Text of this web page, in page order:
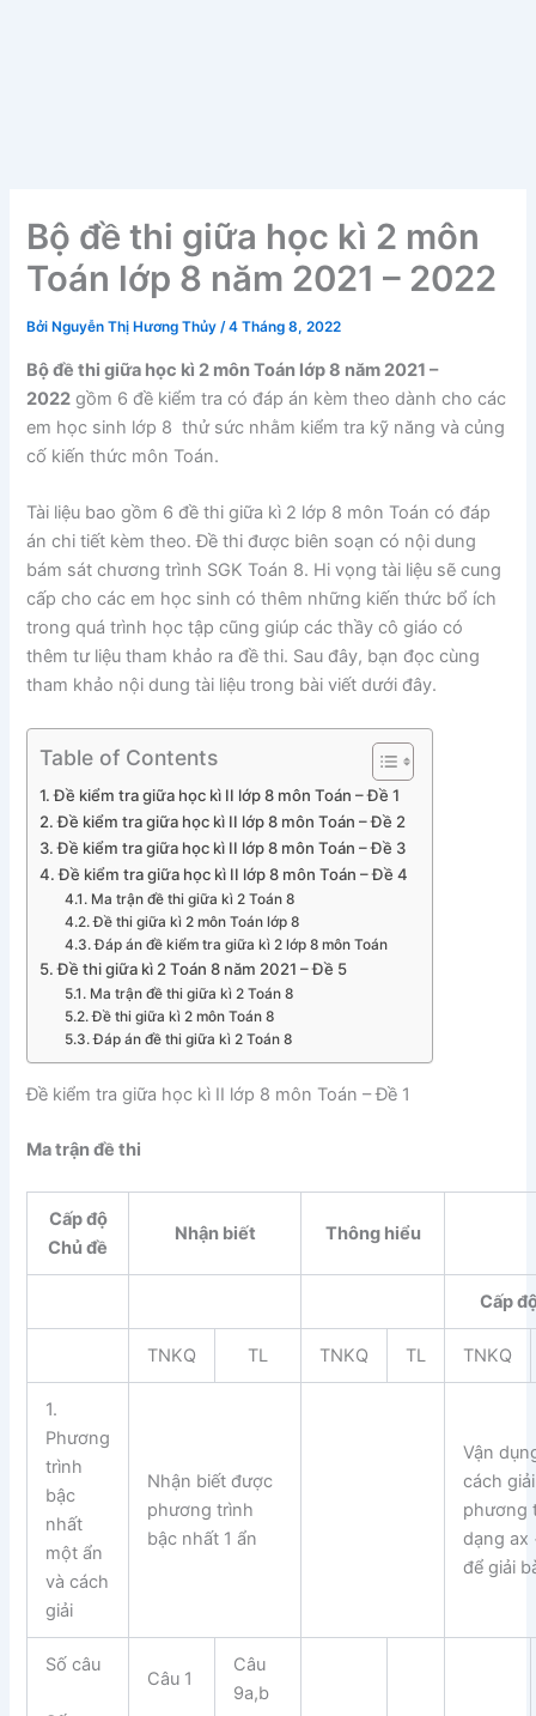
Bộ đề thi giữa học kì 2 môn
Toán lớp 8 năm 2021 – 2022
Bởi Nguyễn Thị Hương Thủy/4 Tháng 8, 2022
Bộ đề thi giữa học kì 2 môn Toán lớp 8 năm 2021 –
2022 gồm 6 đề kiểm tra có đáp án kèm theo dành cho các
em học sinh lớp 8 thử sức nhằm kiểm tra kỹ năng và củng
cố kiến thức môn Toán.
Tài liệu bao gồm 6 đề thi giữa kì 2 lớp 8 môn Toán có đáp
án chi tiết kèm theo. Đề thi được biên soạn có nội dung
bám sát chương trình SGK Toán 8. Hi vọng tài liệu sẽ cung
cấp cho các em học sinh có thêm những kiến thức bổ ích
trong quá trình học tập cũng giúp các thầy cô giáo có
thêm tư liệu tham khảo ra đề thi. Sau đây, bạn đọc cùng
tham khảo nội dung tài liệu trong bài viết dưới đây.
Table of Contents
Đề kiểm tra giữa học kì II lớp 8 môn Toán – Đề 1
Đề kiểm tra giữa học kì II lớp 8 môn Toán – Đề 2
Đề kiểm tra giữa học kì II lớp 8 môn Toán – Đề 3
Đề kiểm tra giữa học kì II lớp 8 môn Toán – Đề 4
Ma trận đề thi giữa kì 2 Toán 8
Đề thi giữa kì 2 môn Toán lớp 8
Đáp án đề kiểm tra giữa kì 2 lớp 8 môn Toán
Đề thi giữa kì 2 Toán 8 năm 2021 – Đề 5
Ma trận đề thi giữa kì 2 Toán 8
Đề thi giữa kì 2 môn Toán 8
Đáp án đề thi giữa kì 2 Toán 8
Đề kiểm tra giữa học kì II lớp 8 môn Toán – Đề 1
Ma trận đề thi
Cấp độ
Chủ đề
Nhận biết Thông hiểu
Cấp
TNKQ TL TNKQ TL TNKQ
1.
Phương
trình
bậc
nhất
một ẩn
và cách
giải
Nhận biết được
phương trình
bậc nhất 1 ẩn
Vận
cách giải
phương
dạng ax
để giải
Số câu
Câu 1
Câu
9a,b